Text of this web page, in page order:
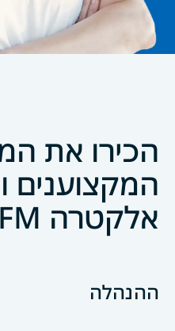
הכירו את
המקצוענים
אלקטרה FM
ההנהלה